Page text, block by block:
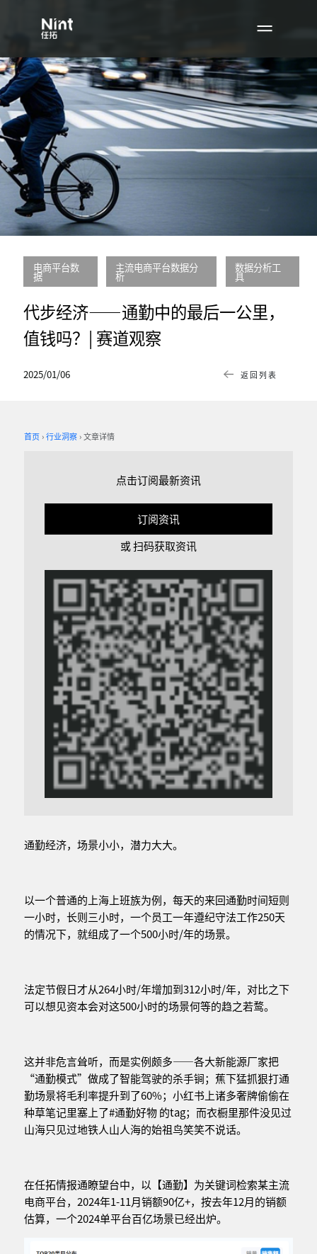
返回列表
2025/01/06
代步经济——通勤中的最后一公里，
值钱吗？| 赛道观察
电商平台数
据
主流电商平台数据分
析
数据分析工
具
首页 行业洞察 文章详情
点击订阅最新资讯
订阅资讯
或 扫码获取资讯
通勤经济，场景小小，潜力大大。
以一个普通的上海上班族为例，每天的来回通勤时间短则
一小时，长则三小时，一个员工一年遵纪守法工作250天
的情况下，就组成了一个500小时/年的场景。
法定节假日才从264小时/年增加到312小时/年，对比之下
可以想见资本会对这500小时的场景何等的趋之若鹜。
这并非危言耸听，而是实例颇多——各大新能源厂家把
“通勤模式”做成了智能驾驶的杀手锏；蕉下猛抓狠打通
勤场景将毛利率提升到了60%；小红书上诸多奢牌偷偷在
种草笔记里塞上了#通勤好物 的tag；而衣橱里那件没见过
山海只见过地铁人山人海的始祖鸟笑笑不说话。
在任拓情报通瞭望台中，以【通勤】为关键词检索某主流
电商平台，2024年1-11月销额90亿+，按去年12月的销额
估算，一个2024单平台百亿场景已经出炉。